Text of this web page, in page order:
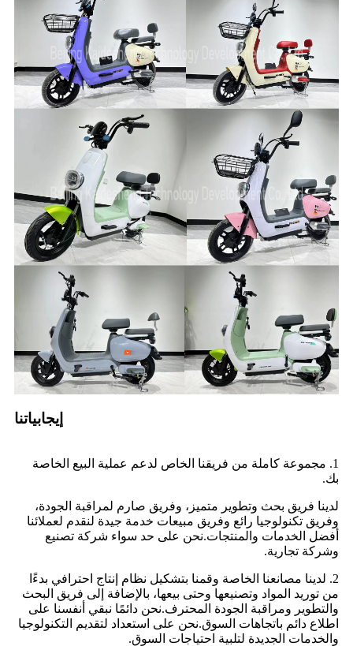
إيجابياتنا
1. مجموعة كاملة من فريقنا الخاص لدعم عملية البيع الخاصة
بك.
لدينا فريق بحث وتطوير متميز، وفريق صارم لمراقبة الجودة،
وفريق تكنولوجيا رائع وفريق مبيعات خدمة جيدة لنقدم لعملائنا
أفضل الخدمات والمنتجات.نحن على حد سواء شركة تصنيع
وشركة تجارية.
2. لدينا مصانعنا الخاصة وقمنا بتشكيل نظام إنتاج احترافي بدءًا
من توريد المواد وتصنيعها وحتى بيعها، بالإضافة إلى فريق البحث
والتطوير ومراقبة الجودة المحترف.نحن دائمًا نبقي أنفسنا على
اطلاع دائم باتجاهات السوق.نحن على استعداد لتقديم التكنولوجيا
والخدمات الجديدة لتلبية احتياجات السوق.